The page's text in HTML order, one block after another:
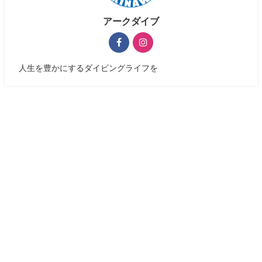
アークダイブ
人生を豊かにするダイビングライフを